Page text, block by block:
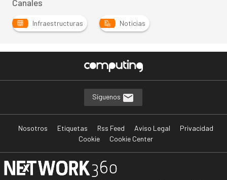
Canales
Infraestructuras Noticias
Síguenos
Nosotros Etiquetas Rss Feed Aviso Legal
Privacidad
Cookie
Cookie Center